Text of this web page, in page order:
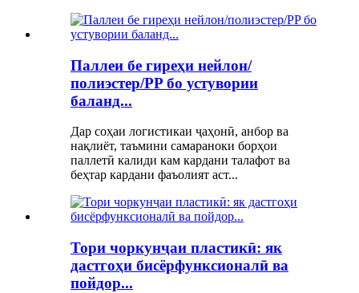
Паллеи бе гиреҳи нейлон/
полиэстер/PP бо устувории
баланд...
Дар соҳаи логистикаи ҷаҳонӣ, анбор ва
нақлиёт, таъмини самараноки борҳои
паллетӣ калиди кам кардани талафот ва
беҳтар кардани фаъолият аст...
Тори чоркунҷаи пластикӣ: як
дастгоҳи бисёрфунксионалӣ ва
пойдор...